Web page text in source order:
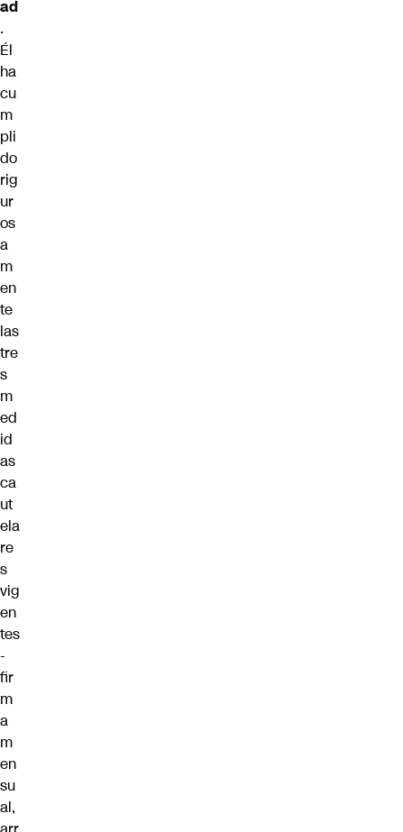
ad
.
Él
ha
cu
m
pli
do
rig
ur
os
a
m
en
te
las
tre
s
m
ed
id
as
ca
ut
ela
re
s
vig
en
tes
-
fir
m
a
m
en
su
al,